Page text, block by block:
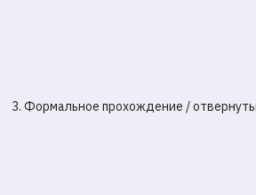
3. Формальное прохождение /